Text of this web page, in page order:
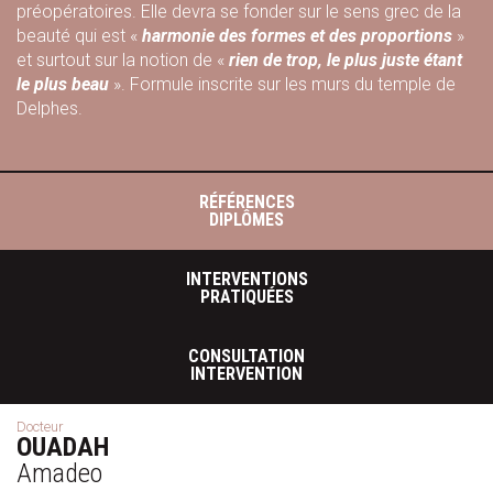
préopératoires. Elle devra se fonder sur le sens grec de la
beauté qui est « harmonie des formes et des proportions »
et surtout sur la notion de « rien de trop, le plus juste étant
le plus beau ». Formule inscrite sur les murs du temple de
Delphes.
RÉFÉRENCES
DIPLÔMES
INTERVENTIONS
PRATIQUÉES
CONSULTATION
INTERVENTION
Docteur
OUADAH
Amadeo